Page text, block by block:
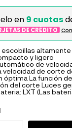
en 9 cuotas
DE CRÉDITO
escobillas
y ligero
de
velocidad de corte
óptima La función
del corte Luces
LXT (Las